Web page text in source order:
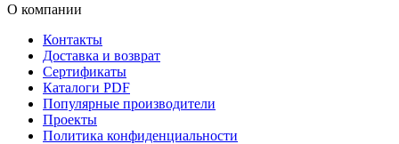
О компании
Контакты
Доставка и возврат
Сертификаты
Каталоги PDF
Популярные производители
Проекты
Политика конфиденциальности